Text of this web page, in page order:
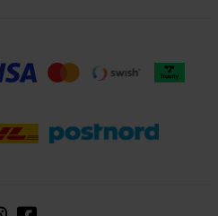
en Nucleon PLASMA-
CE-märket ett
level 1